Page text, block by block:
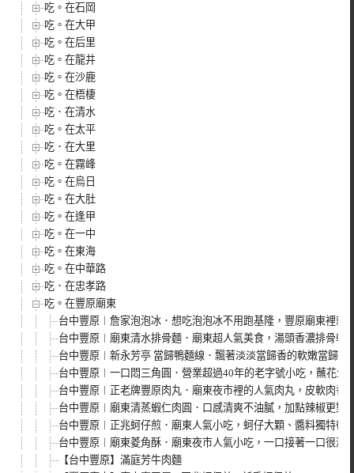
吃。在石岡
吃。在大甲
吃。在后里
吃。在龍井
吃。在沙鹿
吃。在梧棲
吃．在清水
吃。在太平
吃．在大里
吃。在霧峰
吃。在烏日
吃。在大肚
吃。在逢甲
吃。在一中
吃。在東海
吃。在中華路
吃．在忠孝路
吃。在豐原廟東
台中豐原︱詹家泡泡冰．想吃泡泡冰不用跑基隆，豐原廟東裡就
台中豐原︱廟東清水排骨麵．廟東超人氣美食，湯頭香濃排骨軟
台中豐原︱新永芳亭 當歸鴨麵線．飄著淡淡當歸香的軟嫩當歸鴨
台中豐原︱一口悶三角圓．營業超過40年的老字號小吃，蘸花生
台中豐原︱正老牌豐原肉丸．廟東夜市裡的人氣肉丸，皮軟肉香
台中豐原︱廟東清蒸蝦仁肉圓．口感清爽不油膩，加點辣椒更對
台中豐原︱正兆蚵仔煎．廟東人氣小吃，蚵仔大顆、醬料獨特帶
台中豐原︱廟東菱角酥．廟東夜市人氣小吃，一口接著一口很涮
【台中豐原】滿庭芳牛肉麵